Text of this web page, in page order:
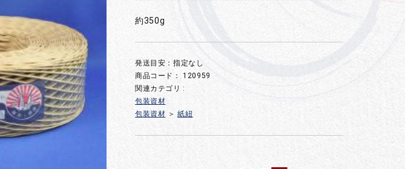
約350g
発送目安：指定なし
商品コード：120959
関連カテゴリ :
包装資材
包装資材 ＞ 紙紐